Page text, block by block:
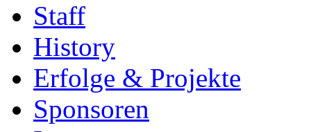
Staff
History
Erfolge & Projekte
Sponsoren